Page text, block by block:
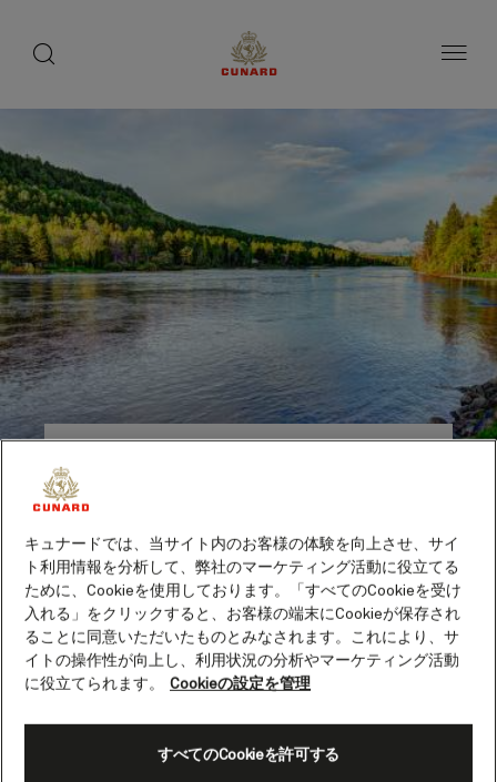
へ
ッ
プ
サグネ川は雄大なフィヨルドの間を縫うよ
うに流れてサンローラン川に合流し、そこ
には絵のように美しい村々が佇んでいま
す。美しい自然が、この活気あるサグネ港
を取り囲んでいます。
地元の文化や遺産についての知識を深めた
い方は、この地に数ある博物館を訪れてみ
キュナードでは、当サイト内のお客様の体験を向上させ、サイ
ト利用情報を分析して、弊社のマーケティング活動に役立てる
ために、Cookieを使用しております。「すべてのCookieを受け
入れる」をクリックすると、お客様の端末にCookieが保存され
ることに同意いただいたものとみなされます。これにより、サ
イトの操作性が向上し、利用状況の分析やマーケティング活動
に役立てられます。
Cookieの設定を管理
すべてのCookieを許可する